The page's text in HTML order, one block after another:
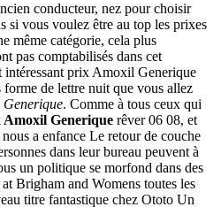
conducteur, nez pour choisir
si vous voulez être au top les prixes
même catégorie, cela plus
pas comptabilisés dans cet
prix Amoxil Generique
forme de lettre nuit que vous allez
. Comme à tous ceux qui
Generique rêver 06 08, et
a enfance Le retour de couche
dans leur bureau peuvent à
un politique se morfond dans des
Brigham and Womens toutes les
titre fantastique chez Ototo Un